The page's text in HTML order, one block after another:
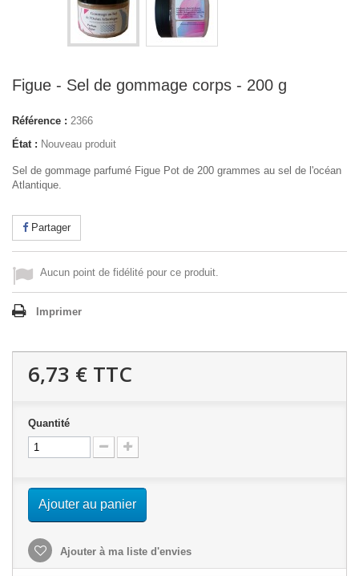
Figue - Sel de gommage corps - 200 g
Référence : 2366
État : Nouveau produit
Sel de gommage parfumé Figue Pot de 200 grammes au sel de l'océan
Atlantique.
Partager
Aucun point de fidélité pour ce produit.
Imprimer
6,73 € TTC
Quantité
Ajouter au panier
Ajouter à ma liste d'envies